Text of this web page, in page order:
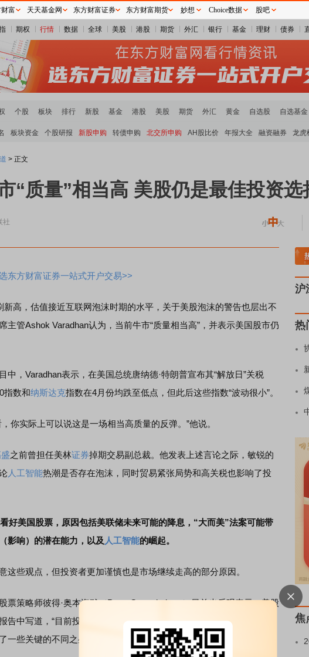
期权 行情 数据 全球 美股 港股 期货 外汇 银行 基金 理财 债券
个股 板块 排行 新股 基金 港股 美股 期货 外汇 黄金 自选股 自选基金
板块资金 个股研报 新股申购 转债申购 北交所申购 AH股比价 年报大全 融资融券 龙虎
> 正文
“质量”相当高 美股仍是最佳投资选
社
东方财富证券一站式开户交易>>
新高，估值接近互联网泡沫时期的水平，关于美股泡沫的警告也层出不
主管Ashok Varadhan认为，当前牛市“质量相当高”，并表示美国股市仍
，Varadhan表示，在美国总统唐纳德·特朗普宣布其“解放日”关税
指数和纳斯达克指数在4月份均跌至低点，但此后这些指数“波动很小”。
实际上可以说这是一场相当高质量的反弹。”他说。
之前曾担任美林证券掉期交易副总裁。他发表上述言论之际，敏锐的
人工智能热潮是否存在泡沫，同时贸易紧张局势和高关税也影响了投
好美国股票，原因包括美联储未来可能的降息，“大而美”法案可能带
影响）的潜在能力，以及 人工智能的崛起。
些观点，但投资者更加谨慎也是市场继续走高的部分原因。
票策略师彼得·奥本海默（Peter Oppenheimer）日前也乐观表示，美股
告中写道，“目前投资者的行为模式和市场定价中存在一些与以往泡沫
一些关键的不同之处。”
A股估值分析全览
沪
热
焦
富 天天基金网 东方财富证券 东方财富期货 妙想 Choice数据 股吧